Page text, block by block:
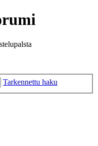
Tarkennettu haku